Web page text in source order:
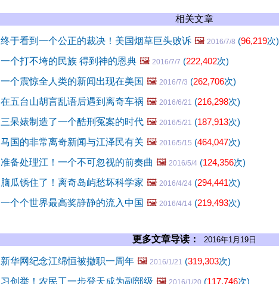
相关文章
终于看到一个公正的裁决！美国烟草巨头败诉 🖼️ 2016/7/8 (96,219次)
一个打不垮的民族 得到神的恩典 🖼️ 2016/7/7 (222,402次)
一个震惊全人类的新闻出现在美国 🖼️ 2016/7/3 (262,706次)
在五台山胡言乱语后遇到离奇车祸 🖼️ 2016/6/21 (216,298次)
三呆婊制造了一个酷刑冤案的时代 🖼️ 2016/5/21 (187,913次)
马国的非常离奇新闻与江泽民有关 🖼️ 2016/5/15 (464,047次)
准备处理江！一个不可忽视的前奏曲 🖼️ 2016/5/4 (124,356次)
脑瓜锈住了！离奇岛屿愁坏科学家 🖼️ 2016/4/24 (294,441次)
一个个世界最高奖静静的流入中国 🖼️ 2016/4/14 (219,493次)
更多文章导读： 2016年1月19日
新华网纪念江绵恒被撤职一周年 🖼️ 2016/1/21 (319,303次)
习创举！农民工一步登天成为副部级 🖼️ 2016/1/20 (117,746次)